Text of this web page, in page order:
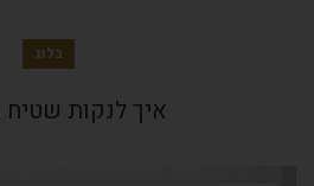
בלוג
איך לנקות